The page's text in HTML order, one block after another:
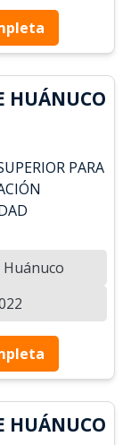
HUÁNUCO
PARA
Huánuco
HUÁNUCO